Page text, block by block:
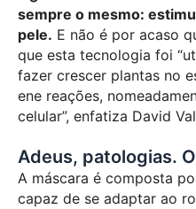
sempre o mesmo:
pele. E não é por acaso
que esta tecnologia foi
fazer crescer plantas no
ene reações,
celular”, enfatiza David
Adeus, patologias.
A máscara é composta
capaz de se adaptar ao